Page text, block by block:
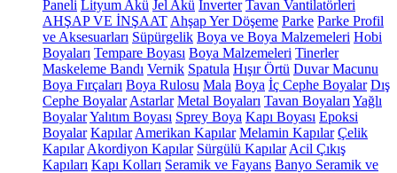
Paneli Lityum Akü Jel Akü İnverter Tavan Vantilatörleri
AHŞAP VE İNŞAAT Ahşap Yer Döşeme Parke Parke Profil
ve Aksesuarları Süpürgelik Boya ve Boya Malzemeleri Hobi
Boyaları Tempare Boyası Boya Malzemeleri Tinerler
Maskeleme Bandı Vernik Spatula Hışır Örtü Duvar Macunu
Boya Fırçaları Boya Rulosu Mala Boya İç Cephe Boyalar Dış
Cephe Boyalar Astarlar Metal Boyaları Tavan Boyaları Yağlı
BoyalarYalıtım Boyası Sprey Boya Kapı Boyası Epoksi
Boyalar Kapılar Amerikan Kapılar Melamin Kapılar Çelik
Kapılar Akordiyon Kapılar Sürgülü Kapılar Acil Çıkış
Kapıları Kapı Kolları Seramik ve Fayans Banyo Seramik ve